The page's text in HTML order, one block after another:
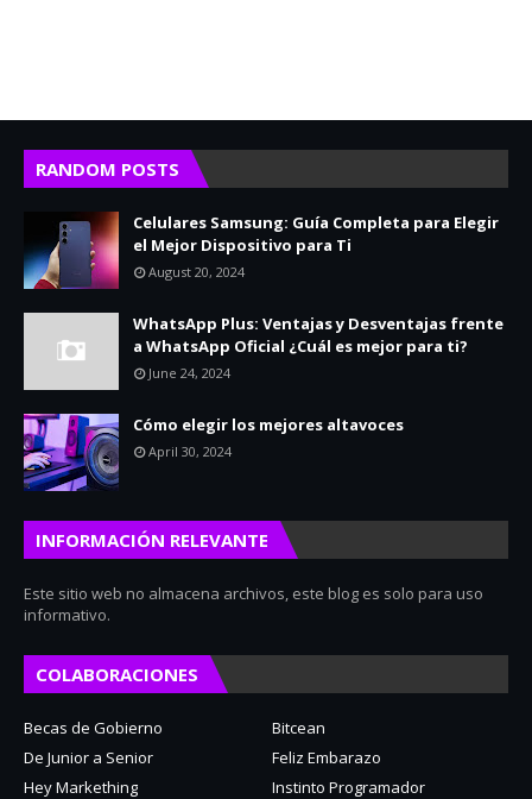
RANDOM POSTS
Celulares Samsung: Guía Completa para Elegir
el Mejor Dispositivo para Ti
August 20, 2024
WhatsApp Plus: Ventajas y Desventajas frente
a WhatsApp Oficial ¿Cuál es mejor para ti?
June 24, 2024
Cómo elegir los mejores altavoces
April 30, 2024
INFORMACIÓN RELEVANTE
Este sitio web no almacena archivos, este blog es solo para uso
informativo.
COLABORACIONES
Becas de Gobierno
Bitcean
De Junior a Senior
Feliz Embarazo
Hey Markething
Instinto Programador